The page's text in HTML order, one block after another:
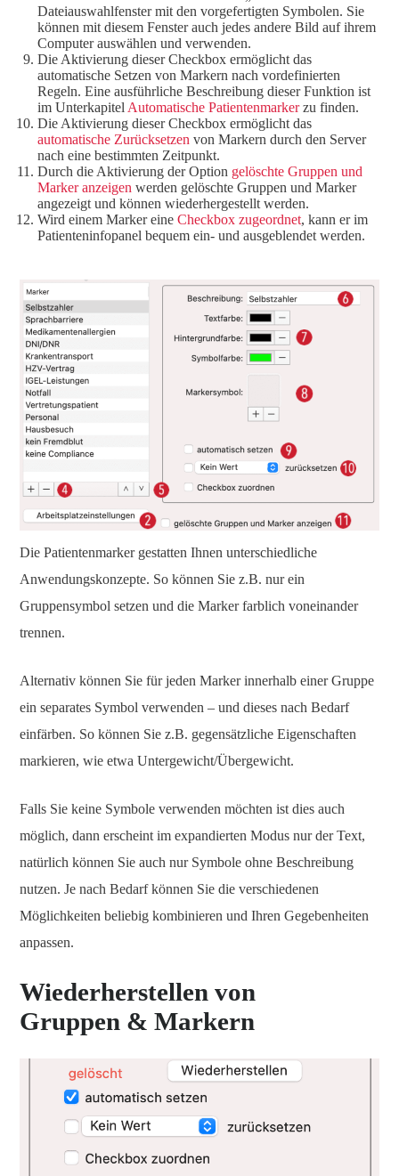
Dateiauswahlfenster mit den vorgefertigten Symbolen. Sie
können mit diesem Fenster auch jedes andere Bild auf ihrem
Computer auswählen und verwenden.
Die Aktivierung dieser Checkbox ermöglicht das
automatische Setzen von Markern nach vordefinierten
Regeln. Eine ausführliche Beschreibung dieser Funktion ist
im Unterkapitel Automatische Patientenmarkerzu finden.
Die Aktivierung dieser Checkbox ermöglicht das
automatische Zurücksetzen von Markern durch den Server
nach eine bestimmten Zeitpunkt.
Durch die Aktivierung der Option gelöschte Gruppen und
Marker anzeigen werden gelöschte Gruppen und Marker
angezeigt und können wiederhergestellt werden.
Wird einem Marker eine Checkbox zugeordnet, kann er im
Patienteninfopanel bequem ein- und ausgeblendet werden.
Die Patientenmarker gestatten Ihnen unterschiedliche
Anwendungskonzepte. So können Sie z.B. nur ein
Gruppensymbol setzen und die Marker farblich voneinander
trennen.
Alternativ können Sie für jeden Marker innerhalb einer Gruppe
ein separates Symbol verwenden – und dieses nach Bedarf
einfärben. So können Sie z.B. gegensätzliche Eigenschaften
markieren, wie etwa Untergewicht/Übergewicht.
Falls Sie keine Symbole verwenden möchten ist dies auch
möglich, dann erscheint im expandierten Modus nur der Text,
natürlich können Sie auch nur Symbole ohne Beschreibung
nutzen. Je nach Bedarf können Sie die verschiedenen
Möglichkeiten beliebig kombinieren und Ihren Gegebenheiten
anpassen.
Wiederherstellen von
Gruppen & Markern